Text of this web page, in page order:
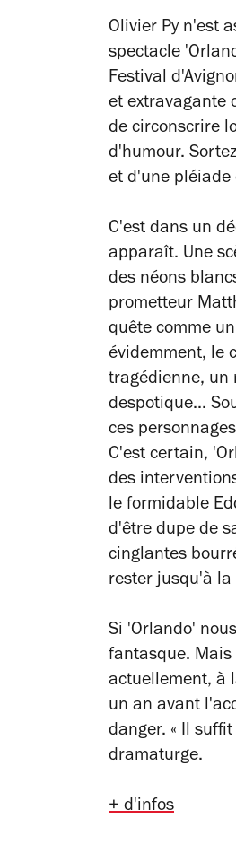
Olivier Py n'est
spectacle
Festival
et extravagante
de circonscrire
d'humour.
et d'une pléiade
C'est dans un
apparaît. Une
des néons
prometteur
quête comme
évidemment, le
tragédienne, un
despotique...
ces
C'est certain,
des
le formidable
d'être dupe de
cinglantes
rester jusqu'à la
Si 'Orlando'
fantasque.
actuellement, à
un an avant
danger. « Il
dramaturge.
+ d'infos